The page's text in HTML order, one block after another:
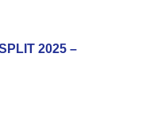
2025 –